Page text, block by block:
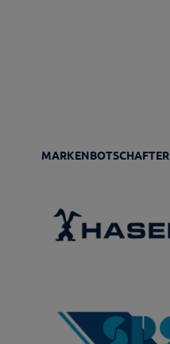
MARKENBOTSCHAFTER